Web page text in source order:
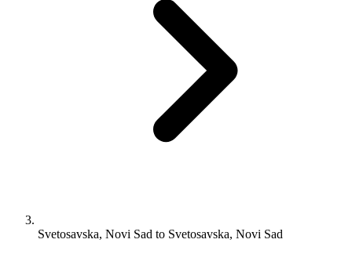
Svetosavska, Novi Sad to Svetosavska, Novi Sad